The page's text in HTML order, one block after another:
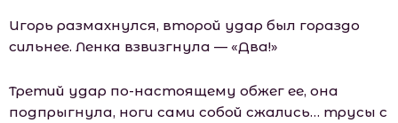
Игорь размахнулся, второй удар был гораздо
сильнее. Ленка взвизгнула — «Два!»
Третий удар по-настоящему обжег ее, она
подпрыгнула, ноги сами собой сжались… трусы с